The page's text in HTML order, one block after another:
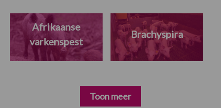
Afrikaanse
varkenspest
Brachyspira
Toon meer